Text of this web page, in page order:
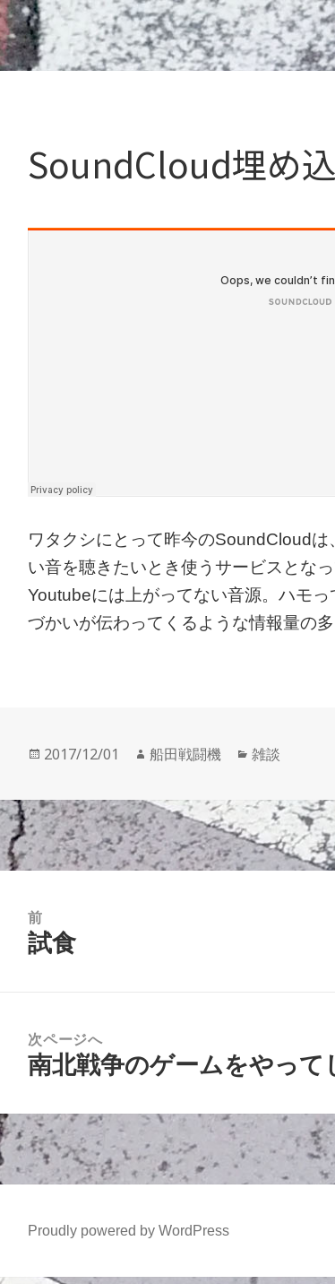
SoundCloud埋め
ワタクシにとって昨今のSoundCloud
い音を聴きたいとき使うサービスとな
Youtubeには上がってない音源。ハモ
づかいが伝わってくるような情報量の
投
日:
2017/12/01
作
者
船田戦闘機
カ
ゴ
リ
ー
雑談
前
前
試食
次ページへ
次
投
稿:
南北戦争のゲームをやって
Proudly powered by WordPress